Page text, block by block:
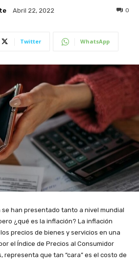
Abril 22, 2022 0
Twitter WhatsApp
han presentado tanto a nivel mundial
¿qué es la inflación? La inflación
precios de bienes y servicios en una
el Índice de Precios al Consumidor
representa que tan “cara” es el costo de